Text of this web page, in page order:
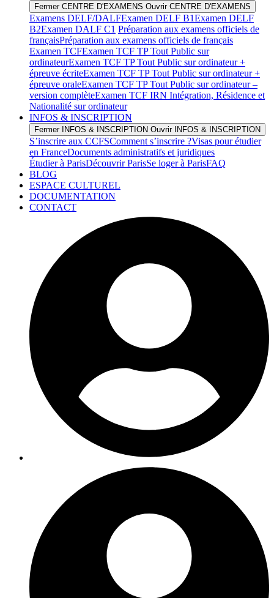
Fermer CENTRE D'EXAMENS Ouvrir CENTRE D'EXAMENS
Examens DELF/DALFExamen DELF B1Examen DELF
B2Examen DALF C1 Préparation aux examens officiels de
françaisPréparation aux examens officiels de français
Examen TCFExamen TCF TP Tout Public sur
ordinateurExamen TCF TP Tout Public sur ordinateur +
épreuve écriteExamen TCF TP Tout Public sur ordinateur +
épreuve oraleExamen TCF TP Tout Public sur ordinateur –
version complèteExamen TCF IRN Intégration, Résidence et
Nationalité sur ordinateur
INFOS & INSCRIPTION
Fermer INFOS & INSCRIPTION Ouvrir INFOS & INSCRIPTION
S’inscrire aux CCFSComment s’inscrire ?Visas pour étudier
en FranceDocuments administratifs et juridiques
Étudier à ParisDécouvrir ParisSe loger à ParisFAQ
BLOG
ESPACE CULTUREL
DOCUMENTATION
CONTACT